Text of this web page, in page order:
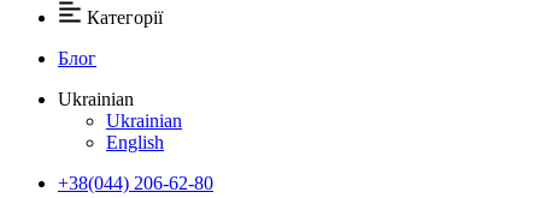
Категорії
Блог
Ukrainian
Ukrainian
English
+38(044) 206-62-80